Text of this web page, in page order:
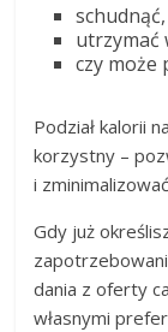
schudnąć,
utrzymać
czy może
Podział kalorii
korzystny –
i
Gdy już
dania z oferty
własnymi